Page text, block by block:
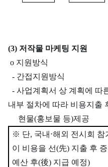
(3) 저작물 마케팅 지원
o 지원방식
- 간접지원방식
- 사업계획서 상 계획에 따
내부 절차에 따라 비용지출
현물(홍보물 등)제공
※ 단, 국내⋅해외 전시회 참
이 비용을 선(先) 지출 후
예산 후(後) 지급 예정)